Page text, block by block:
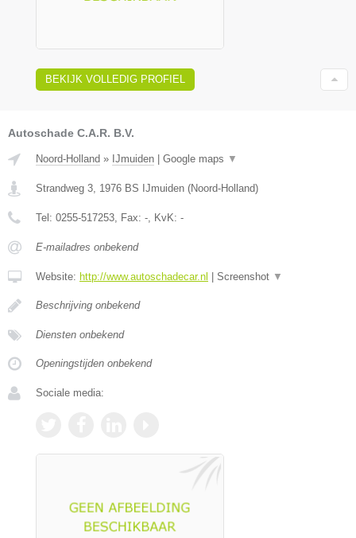
BEKIJK VOLLEDIG PROFIEL
Autoschade C.A.R. B.V.
Noord-Holland » IJmuiden Google maps ▼
Strandweg 3, 1976 BS IJmuiden (Noord-Holland)
Tel: 0255-517253, Fax: -, KvK: -
E-mailadres onbekend
Website: http://www.autoschadecar.nl Screenshot ▼
Beschrijving onbekend
Diensten onbekend
Openingstijden onbekend
Sociale media: